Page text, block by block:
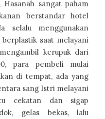
Hasanah sangat paham
berstandar hotel
selalu menggunakan
saat melayani
kerupuk dari
para pembeli mulai
di tempat, ada yang
sang Istri melayani
cekatan dan sigap
gelas bekas, lalu